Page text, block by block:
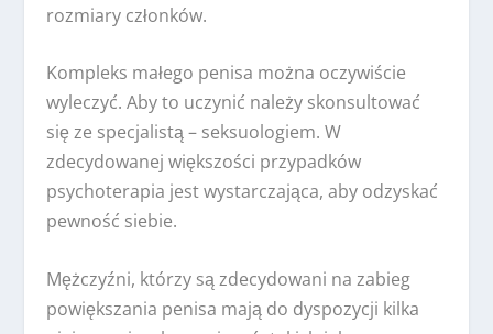
rozmiary członków.
Kompleks małego penisa można oczywiście
wyleczyć. Aby to uczynić należy skonsultować
się ze specjalistą – seksuologiem. W
zdecydowanej większości przypadków
psychoterapia jest wystarczająca, aby odzyskać
pewność siebie.
Mężczyźni, którzy są zdecydowani na zabieg
powiększania penisa mają do dyspozycji kilka